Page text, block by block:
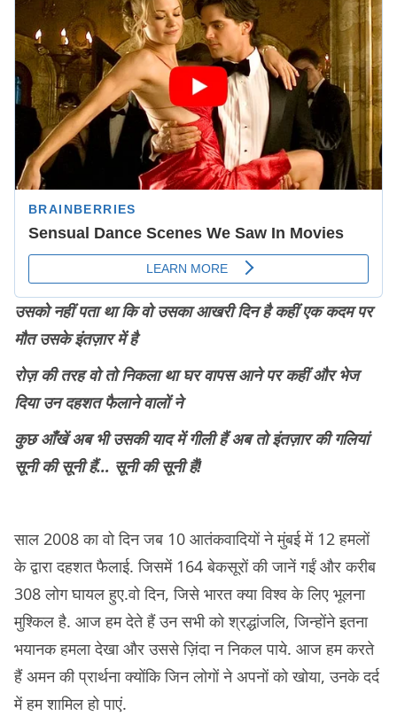
उसको नहीं पता था कि वो उसका आखरी दिन हैकहीं एक कदम पर
मौत उसके इंतज़ार में है
रोज़ की तरह वो तो निकला था घर वापस आनेपर कहीं और भेज
दिया उन दहशत फैलाने वालों ने
कुछ आँखें अब भी उसकी याद में गीली हैंअब तो इंतज़ार की गलियां
सूनी की सूनी हैं… सूनी की सूनी हैं!
साल 2008 का वो दिन जब 10 आतंकवादियों ने मुंबई में 12 हमलों
के द्वारा दहशत फैलाई. जिसमें 164 बेकसूरों की जानें गईं और करीब
308 लोग घायल हुए.वो दिन, जिसे भारत क्या विश्व के लिए भूलना
मुश्किल है. आज हम देते हैं उन सभी को श्रद्धांजलि, जिन्होंने इतना
भयानक हमला देखा और उससे ज़िंदा न निकल पाये. आज हम करते
हैं अमन की प्रार्थना क्योंकि जिन लोगों ने अपनों को खोया, उनके दर्द
में हम शामिल हो पाएं.